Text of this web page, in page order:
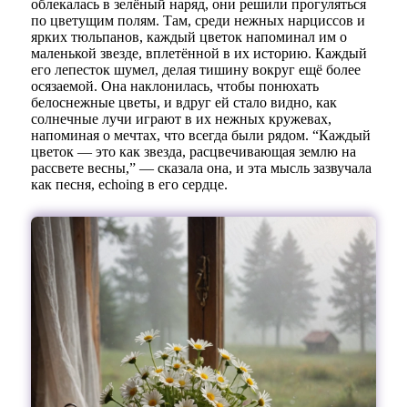
облекалась в зелёный наряд, они решили прогуляться
по цветущим полям. Там, среди нежных нарциссов и
ярких тюльпанов, каждый цветок напоминал им о
маленькой звезде, вплетённой в их историю. Каждый
его лепесток шумел, делая тишину вокруг ещё более
осязаемой. Она наклонилась, чтобы понюхать
белоснежные цветы, и вдруг ей стало видно, как
солнечные лучи играют в их нежных кружевах,
напоминая о мечтах, что всегда были рядом. “Каждый
цветок — это как звезда, расцвечивающая землю на
рассвете весны,” — сказала она, и эта мысль зазвучала
как песня, echoing в его сердце.